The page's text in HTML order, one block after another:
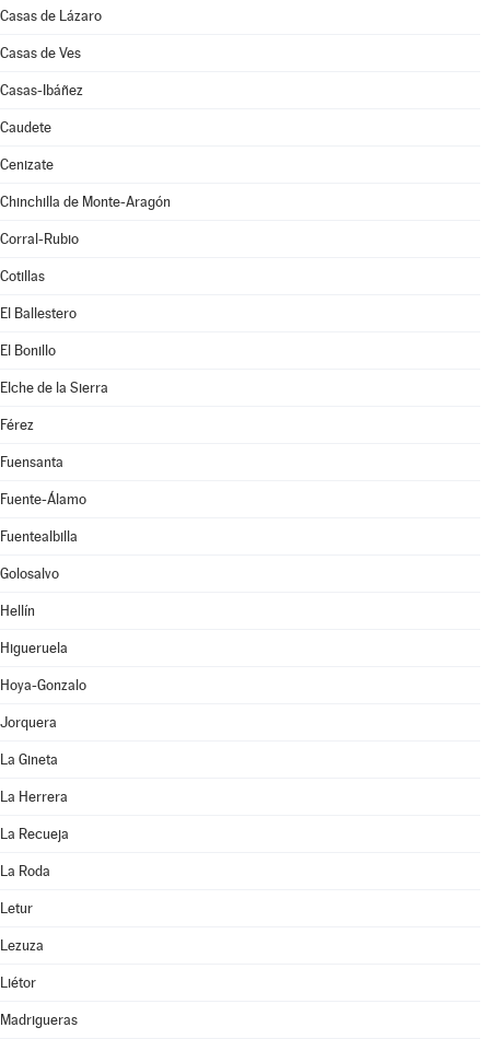
Casas de Lázaro
Casas de Ves
Casas-Ibáñez
Caudete
Cenizate
Chinchilla de Monte-Aragón
Corral-Rubio
Cotillas
El Ballestero
El Bonillo
Elche de la Sierra
Férez
Fuensanta
Fuente-Álamo
Fuentealbilla
Golosalvo
Hellín
Higueruela
Hoya-Gonzalo
Jorquera
La Gineta
La Herrera
La Recueja
La Roda
Letur
Lezuza
Liétor
Madrigueras